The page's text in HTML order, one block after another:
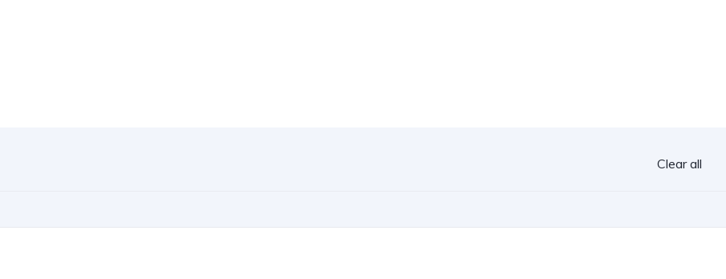
Clear all